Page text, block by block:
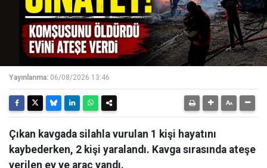
Yayınlanma: 06/08/2026 13:46
Çıkan kavgada silahla vurulan 1 kişi hayatını
kaybederken, 2 kişi yaralandı. Kavga sırasında ateşe
verilen ev ve araç yandı.